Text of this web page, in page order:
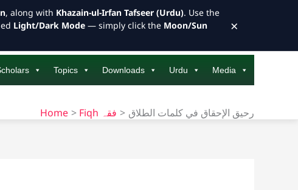
Topics Downloads Urdu Media
Home Fiqh فقہ رحيق الإحقاق في كلمات الطلاق
, along with Khazain-ul-Irfan Tafseer (Urdu). Use the
Light/Dark Mode — simply click the Moon/Sun
×